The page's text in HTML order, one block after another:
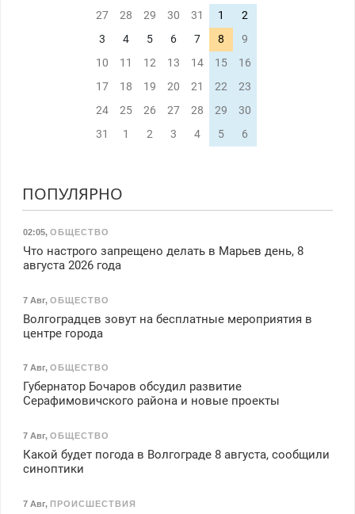
27
28 29 30 31 1
2
3
4 5 6 7 8
9
10
11 12 13 14 15
16
17
18 19 20 21 22
23
24
25 26 27 28 29
30
31
1 2 3 4 5 6
ПОПУЛЯРНО
02:05, ОБЩЕСТВО
Что настрого запрещено делать в Марьев день, 8
августа 2026 года
7 Авг, ОБЩЕСТВО
Волгоградцев зовут на бесплатные мероприятия в
центре города
7 Авг, ОБЩЕСТВО
Губернатор Бочаров обсудил развитие
Серафимовичского района и новые проекты
7 Авг, ОБЩЕСТВО
Какой будет погода в Волгограде 8 августа, сообщили
синоптики
7 Авг, ПРОИСШЕСТВИЯ